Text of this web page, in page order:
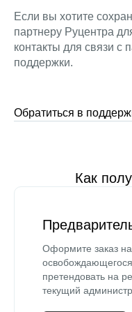
Если вы хотите
партнеру Руцентра
контакты для связи с
поддержки.
Обратиться в
Как
Оформите заказ
претендовать на
текущий